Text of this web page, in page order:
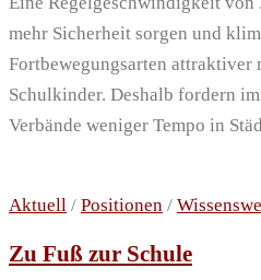
mehr Sicherheit sorgen und
Fortbewegungsarten attraktiver
Schulkinder. Deshalb fordern
Verbände weniger Tempo in
Aktuell / Positionen /
Zu Fuß zur Schule